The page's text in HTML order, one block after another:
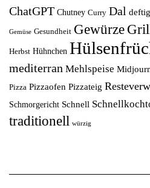
ChatGPT Chutney Curry Dal deftig
Gemüse Gesundheit Gewürze
Herbst Hühnchen
mediterran Mehlspeise
Pizza Pizzaofen Pizzateig
Schmorgericht Schnell
traditionell würzig